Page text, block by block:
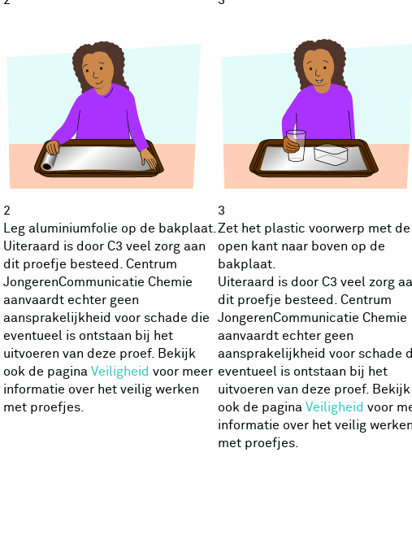
2
Leg aluminiumfolie op de bakplaat.
Uiteraard is door C3 veel zorg aan
dit proefje besteed. Centrum
JongerenCommunicatie Chemie
aanvaardt echter geen
aansprakelijkheid voor schade die
eventueel is ontstaan bij het
uitvoeren van deze proef. Bekijk
ook de paginaVeiligheid voor meer
informatie over het veilig werken
met proefjes.
3
Zet het plastic voorwerp met de
open kant naar boven op de
bakplaat.
Uiteraard is door C3 veel zorg
dit proefje besteed. Centrum
JongerenCommunicatie Chemie
aanvaardt echter geen
aansprakelijkheid voor schade
eventueel is ontstaan bij het
uitvoeren van deze proef. Bekijk
ook de pagina Veiligheid voor
informatie over het veilig
met proefjes.